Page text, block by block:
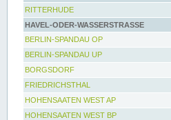
RITTERHUDE
HAVEL-ODER-WASSERSTRASSE
BERLIN-SPANDAU OP
BERLIN-SPANDAU UP
BORGSDORF
FRIEDRICHSTHAL
HOHENSAATEN WEST AP
HOHENSAATEN WEST BP